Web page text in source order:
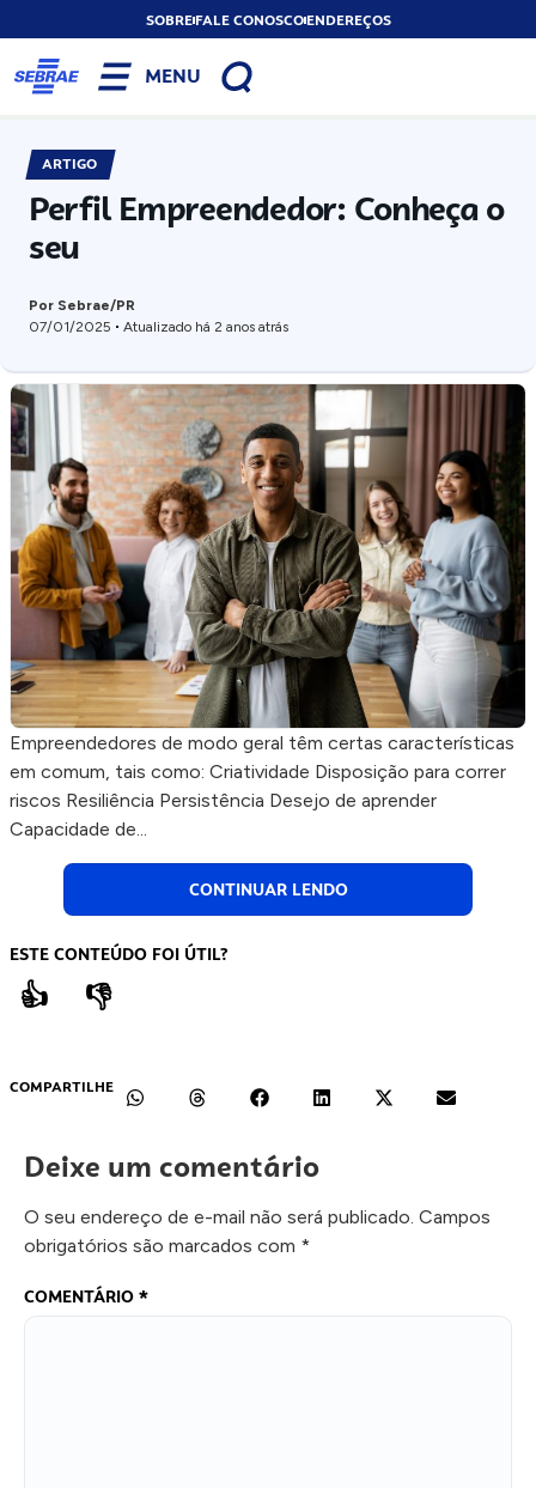
SOBREFALE CONOSCOENDEREÇOS
MENU
ARTIGO
Perfil Empreendedor: Conheça o
seu
Por Sebrae/PR
07/01/2025
Atualizado há 2 anos atrás
Empreendedores de modo geral têm certas características
em comum, tais como: Criatividade Disposição para correr
riscos Resiliência Persistência Desejo de aprender
Capacidade de...
CONTINUAR LENDO
ESTE CONTEÚDO FOI ÚTIL?
👍 👎
COMPARTILHE
Deixe um comentário
O seu endereço de e-mail não será publicado. Campos
obrigatórios são marcados com *
COMENTÁRIO *